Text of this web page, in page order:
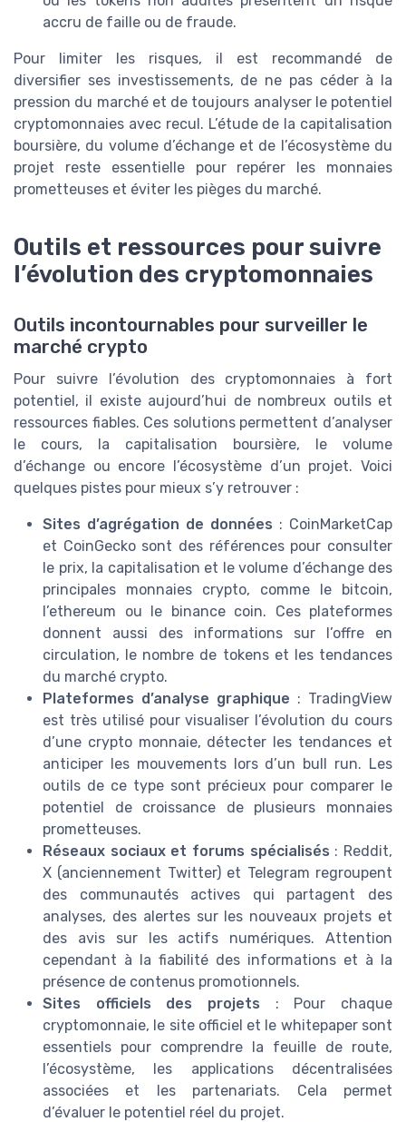
accru de faille ou de fraude.
Pour limiter les risques, il est recommandé de
diversifier ses investissements, de ne pas céder à la
pression du marché et de toujours analyser le potentiel
cryptomonnaies avec recul. L’étude de la capitalisation
boursière, du volume d’échange et de l’écosystème du
projet reste essentielle pour repérer les monnaies
prometteuses et éviter les pièges du marché.
Outils et ressources pour suivre
l’évolution des cryptomonnaies
Outils incontournables pour surveiller le
marché crypto
Pour suivre l’évolution des cryptomonnaies à fort
potentiel, il existe aujourd’hui de nombreux outils et
ressources fiables. Ces solutions permettent d’analyser
le cours, la capitalisation boursière, le volume
d’échange ou encore l’écosystème d’un projet. Voici
quelques pistes pour mieux s’y retrouver :
Sites d’agrégation de données : CoinMarketCap
et CoinGecko sont des références pour consulter
le prix, la capitalisation et le volume d’échange des
principales monnaies crypto, comme le bitcoin,
l’ethereum ou le binance coin. Ces plateformes
donnent aussi des informations sur l’offre en
circulation, le nombre de tokens et les tendances
du marché crypto.
Plateformes d’analyse graphique : TradingView
est très utilisé pour visualiser l’évolution du cours
d’une crypto monnaie, détecter les tendances et
anticiper les mouvements lors d’un bull run. Les
outils de ce type sont précieux pour comparer le
potentiel de croissance de plusieurs monnaies
prometteuses.
Réseaux sociaux et forums spécialisés : Reddit,
X (anciennement Twitter) et Telegram regroupent
des communautés actives qui partagent des
analyses, des alertes sur les nouveaux projets et
des avis sur les actifs numériques. Attention
cependant à la fiabilité des informations et à la
présence de contenus promotionnels.
Sites officiels des projets : Pour chaque
cryptomonnaie, le site officiel et le whitepaper sont
essentiels pour comprendre la feuille de route,
l’écosystème, les applications décentralisées
associées et les partenariats. Cela permet
d’évaluer le potentiel réel du projet.